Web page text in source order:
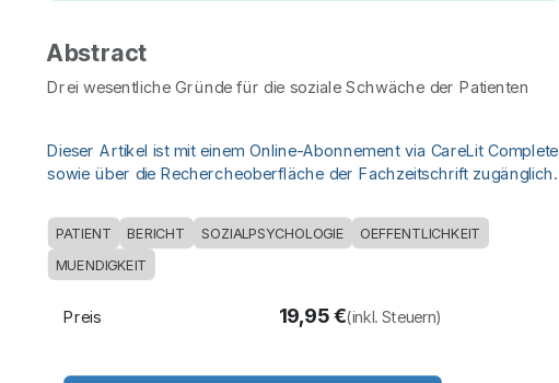
Abstract
Drei wesentliche Gründe für die soziale Schwäche der Patienten
Dieser Artikel ist mit einem Online-Abonnement via CareLit Complete
sowie über die Rechercheoberfläche der Fachzeitschrift zugänglich.
PATIENT BERICHT SOZIALPSYCHOLOGIE OEFFENTLICHKEIT
MUENDIGKEIT
Preis 19,95€(inkl. Steuern)